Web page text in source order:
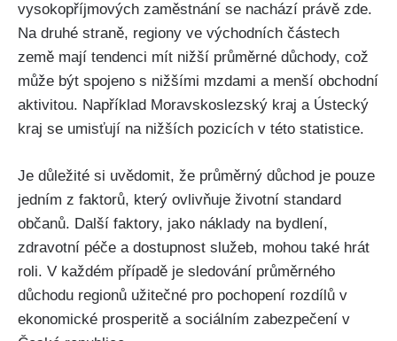
vysokopříjmových zaměstnání se nachází právě zde.
Na druhé straně, regiony ve východních částech
země mají tendenci mít nižší průměrné důchody, což
může být spojeno s nižšími mzdami a menší obchodní
aktivitou. Například Moravskoslezský kraj a Ústecký
kraj se umisťují na nižších pozicích v této statistice.
Je důležité si uvědomit, že průměrný důchod je pouze
jedním z faktorů, který ovlivňuje životní standard
občanů. Další faktory, jako náklady na bydlení,
zdravotní péče a dostupnost služeb, mohou také hrát
roli. V každém případě je sledování průměrného
důchodu regionů užitečné pro pochopení rozdílů v
ekonomické prosperitě a sociálním zabezpečení v